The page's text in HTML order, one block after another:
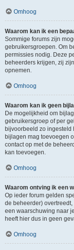
Omhoog
Waarom kan ik een
Sommige forums zijn
gebruikersgroepen. Om
permissies nodig. Deze
beheerders krijgen, zij
opnemen.
Omhoog
Waarom kan ik geen
De mogelijkheid om
gebruikersgroep of per
bijvoorbeeld zo ingesteld
bijlagen mag toevoegen
contact op met de
kan toevoegen.
Omhoog
Waarom ontving ik een
Op ieder forum gelden
de beheerder)
een waarschuwing naar
heeft hier dus in geen
Omhoog